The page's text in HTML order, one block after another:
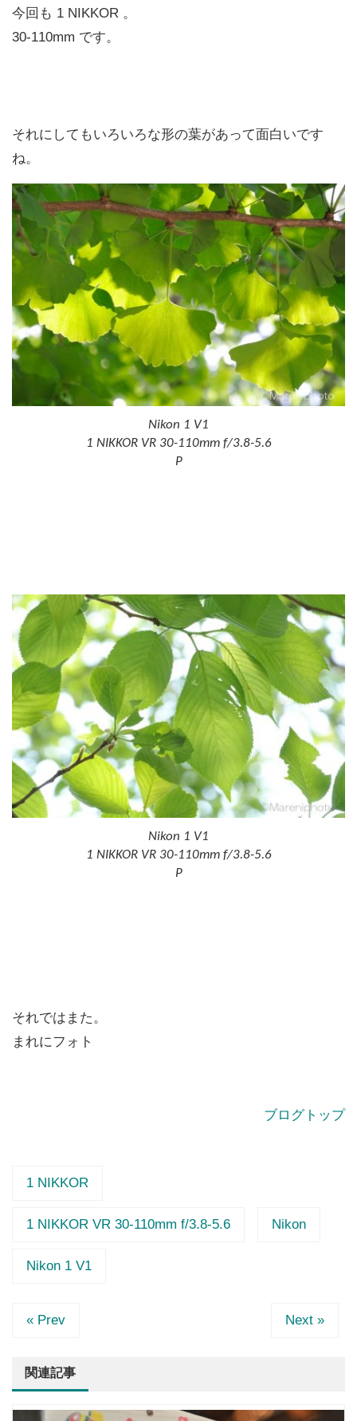
今回も 1 NIKKOR 。
30-110mm です。
それにしてもいろいろな形の葉があって面白いです
ね。
Nikon 1 V1
1 NIKKOR VR 30-110mm f/3.8-5.6
P
Nikon 1 V1
1 NIKKOR VR 30-110mm f/3.8-5.6
P
それではまた。
まれにフォト
ブログトップ
1 NIKKOR
1 NIKKOR VR 30-110mm f/3.8-5.6 Nikon
Nikon 1 V1
« Prev Next »
関連記事